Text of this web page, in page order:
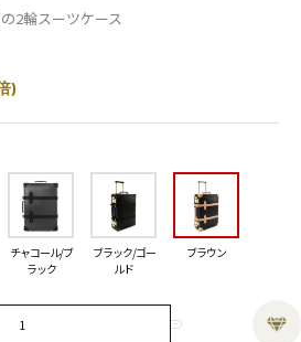
2輪スーツケース
)
チャコール/ブ
ラック
ブラック/ゴー
ルド
ブラウン